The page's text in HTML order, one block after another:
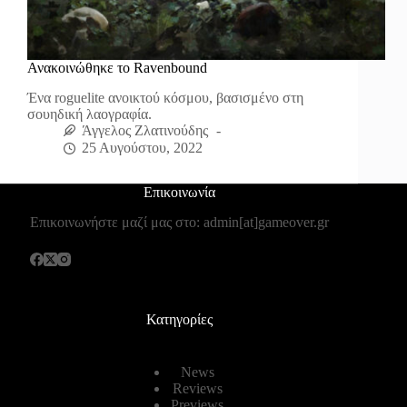
Ανακοινώθηκε το Ravenbound
Ένα roguelite ανοικτού κόσμου, βασισμένο στη
σουηδική λαογραφία.
Άγγελος Ζλατινούδης
25 Αυγούστου, 2022
Επικοινωνία
Επικοινωνήστε μαζί μας στο: admin[at]gameover.gr
Κατηγορίες
News
Reviews